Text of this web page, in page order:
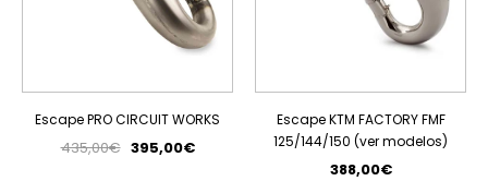
Escape PRO CIRCUIT WORKS
435,00€ 395,00€
Escape KTM FACTORY FMF
125/144/150 (ver modelos)
388,00€